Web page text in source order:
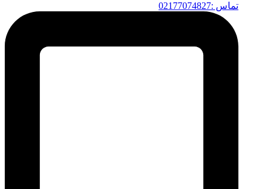
تماس :02177074827